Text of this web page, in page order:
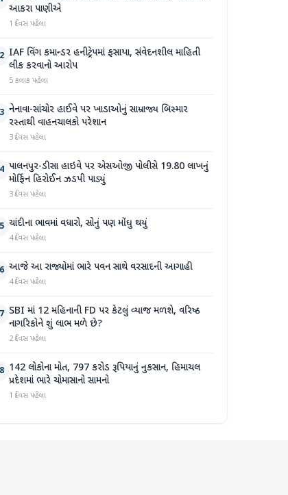
આકરા પાણીએ
1 દિવસ પહેલા
IAF વિંગ કમાન્ડર હનીટ્રેપમાં ફસાયા, સંવેદનશીલ માહિતી
લીક કરવાનો આરોપ
5 કલાક પહેલા
નેનાવા-સાંચોર હાઈવે પર ખાડાઓનું સામ્રાજ્ય બિસ્માર
રસ્તાથી વાહનચાલકો પરેશાન
3 દિવસ પહેલા
પાલનપુર-ડીસા હાઇવે પર એસઓજી પોલીસે 19.80 લાખનું
મોર્ફિન હિરોઈન ઝડપી પાડ્યું
3 દિવસ પહેલા
ચાંદીના ભાવમાં વધારો, સોનું પણ મોંઘુ થયું
4 દિવસ પહેલા
આજે આ રાજ્યોમાં ભારે પવન સાથે વરસાદની આગાહી
4 દિવસ પહેલા
SBI માં 12 મહિનાની FD પર કેટલું વ્યાજ મળશે, વરિષ્ઠ
નાગરિકોને શું લાભ મળે છે?
2 દિવસ પહેલા
142 લોકોના મોત, 797 કરોડ રૂપિયાનું નુકસાન, હિમાચલ
પ્રદેશમાં ભારે ચોમાસાનો સામનો
1 દિવસ પહેલા